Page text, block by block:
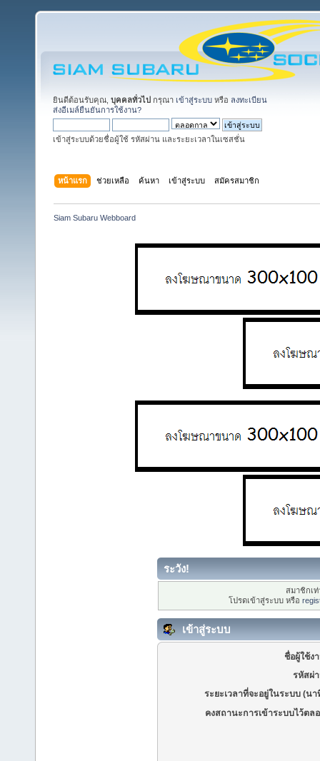
ยินดีต้อนรับคุณ, บุคคลทั่วไป กรุณา เข้าสู่ระบบ หรือ ลงทะเบียน
ส่งอีเมล์ยืนยันการใช้งาน?
เข้าสู่ระบบด้วยชื่อผู้ใช้ รหัสผ่าน และระยะเวลาในเซสชั่น
หน้าแรก ช่วยเหลือ ค้นหา เข้าสู่ระบบ สมัครสมาชิก
Siam Subaru Webboard
ระวัง!
สมาชิกเ
โปรดเข้าสู่ระบบ หรือ
เข้าสู่ระบบ
ชื่อผู้ใช้ง
รหัสผ่
ระยะเวลาที่จะอยู่ในระบบ (นา
คงสถานะการเข้าระบบไว้ตล